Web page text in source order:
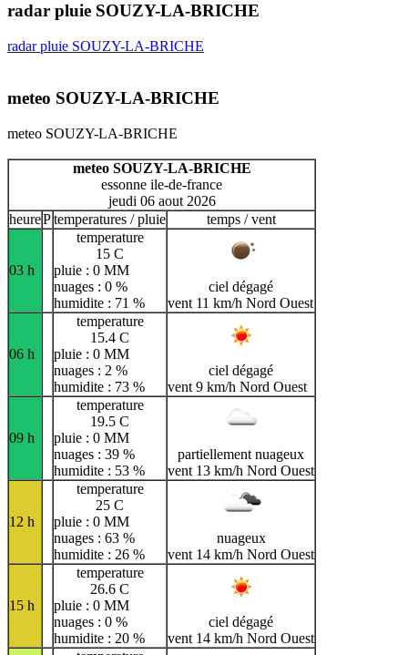
radar pluie SOUZY-LA-BRICHE
radar pluie SOUZY-LA-BRICHE
meteo SOUZY-LA-BRICHE
meteo SOUZY-LA-BRICHE
meteo SOUZY-LA-BRICHE
essonne ile-de-france
jeudi 06 aout 2026
heurePtemperatures / pluie temps / vent
03 h
temperature
15 C
pluie : 0 MM
nuages : 0 %
humidite : 71 %
ciel dégagé
vent 11 km/h Nord Ouest
06 h
temperature
15.4 C
pluie : 0 MM
nuages : 2 %
humidite : 73 %
ciel dégagé
vent 9 km/h Nord Ouest
09 h
temperature
19.5 C
pluie : 0 MM
nuages : 39 %
humidite : 53 %
partiellement nuageux
vent 13 km/h Nord Ouest
12 h
temperature
25 C
pluie : 0 MM
nuages : 63 %
humidite : 26 %
nuageux
vent 14 km/h Nord Ouest
15 h
temperature
26.6 C
pluie : 0 MM
nuages : 0 %
humidite : 20 %
ciel dégagé
vent 14 km/h Nord Ouest